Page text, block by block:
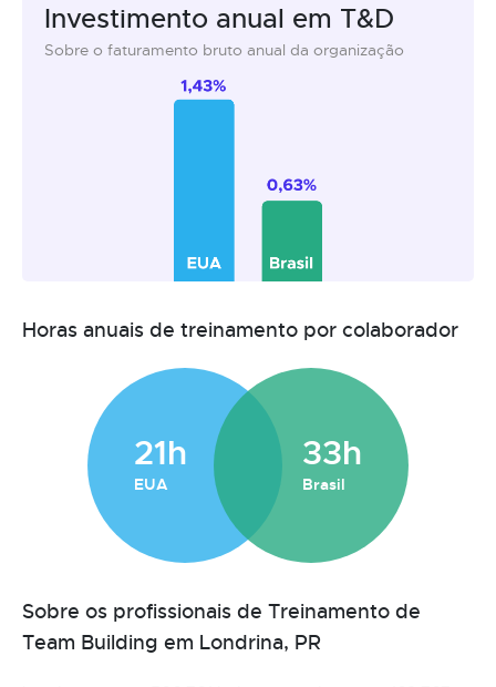
Investimento anual em T&D
Sobre o faturamento bruto anual da organização
Horas anuais de treinamento por colaborador
21h
EUA
33h
Brasil
Sobre os profissionais de Treinamento de
Team Building em Londrina, PR